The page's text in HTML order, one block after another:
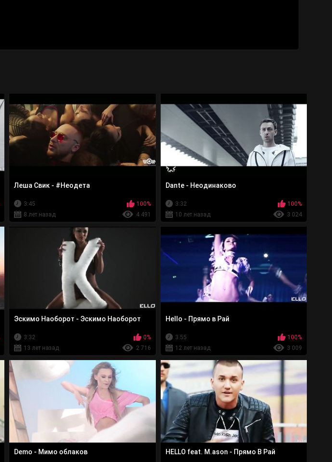
Леша Свик - #Неодета
3:45
100%
8 лет назад
4 491
Dante - Неодинаково
3:32
100%
10 лет назад
3 024
Эскимо Наоборот - Эскимо Наоборот
3:32
0%
13 лет назад
2 716
Hello - Прямо в Рай
3:55
100%
12 лет назад
3 009
Demo - Мимо облаков HELLO feat. M.ason - Прямо В Рай